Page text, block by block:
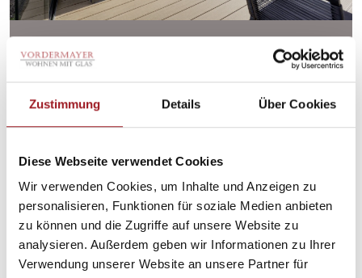
Zustimmung Details Über Cookies
Diese Webseite verwendet Cookies
Wir verwenden Cookies, um Inhalte und Anzeigen zu
personalisieren, Funktionen für soziale Medien anbieten
zu können und die Zugriffe auf unsere Website zu
analysieren. Außerdem geben wir Informationen zu Ihrer
Verwendung unserer Website an unsere Partner für
Markisen spenden angenehmen
Schatten und verwandeln Ihren
Wintergarten in eine gemütliche
Wohlfühloase.